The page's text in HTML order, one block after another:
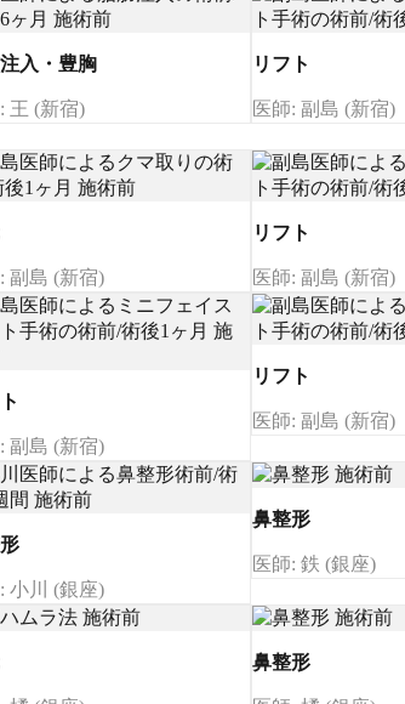
入・豊胸
王 (新宿)
リフト
医師: 副島 (新宿)
副島 (新宿)
リフト
医師: 副島 (新宿)
副島 (新宿)
リフト
医師: 副島 (新宿)
小川 (銀座)
鼻整形
医師: 鉄 (銀座)
鼻整形